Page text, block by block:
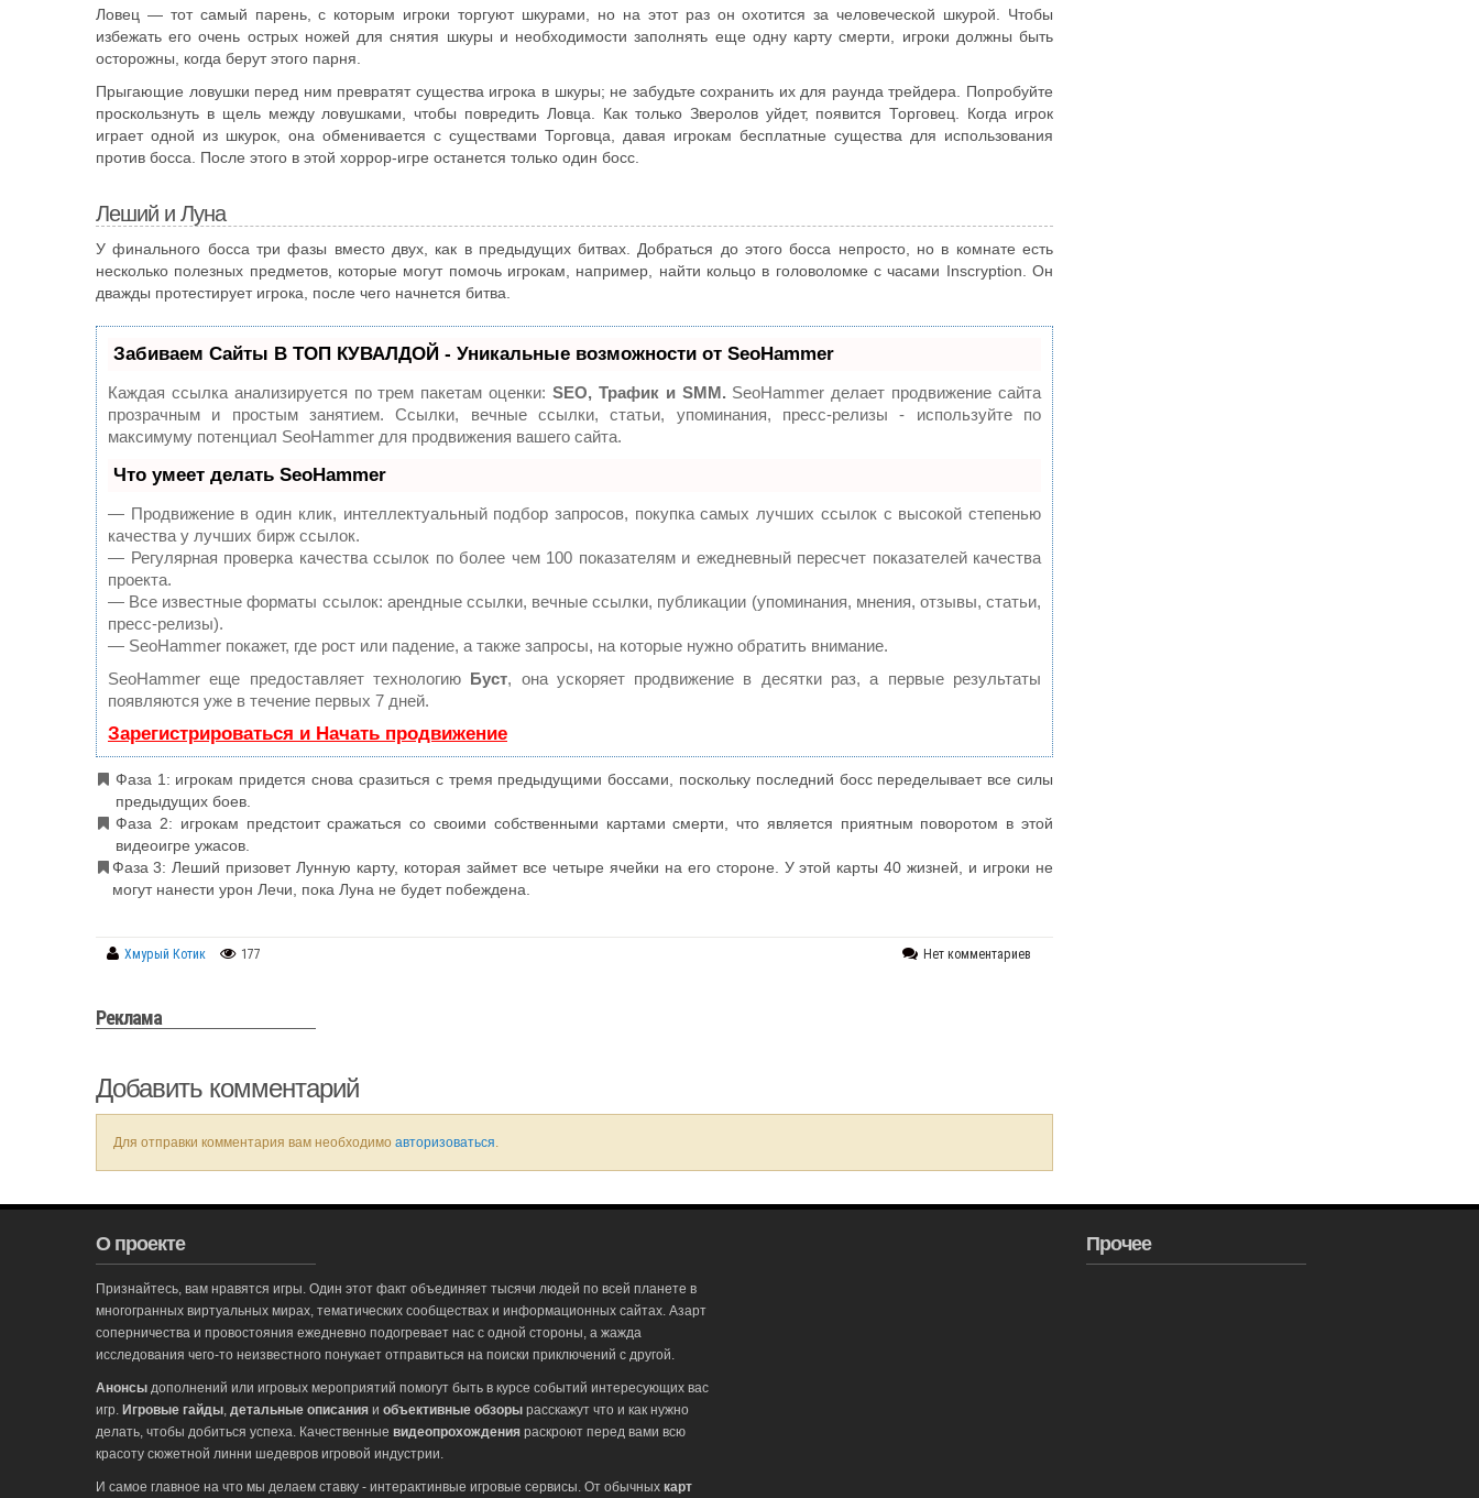
Ловец — тот самый парень, с которым игроки торгуют шкурами, но на этот раз он охотится за человеческой шкурой. Чтобы
избежать его очень острых ножей для снятия шкуры и необходимости заполнять еще одну карту смерти, игроки должны быть
осторожны, когда берут этого парня.
Прыгающие ловушки перед ним превратят существа игрока в шкуры; не забудьте сохранить их для раунда трейдера. Попробуйте
проскользнуть в щель между ловушками, чтобы повредить Ловца. Как только Зверолов уйдет, появится Торговец. Когда игрок
играет одной из шкурок, она обменивается с существами Торговца, давая игрокам бесплатные существа для использования
против босса. После этого в этой хоррор-игре останется только один босс.
Леший и Луна
У финального босса три фазы вместо двух, как в предыдущих битвах. Добраться до этого босса непросто, но в комнате есть
несколько полезных предметов, которые могут помочь игрокам, например, найти кольцо в головоломке с часами Inscryption. Он
дважды протестирует игрока, после чего начнется битва.
Забиваем Сайты В ТОП КУВАЛДОЙ - Уникальные возможности от SeoHammer
Каждая ссылка анализируется по трем пакетам оценки: SEO, Трафик и SMM. SeoHammer делает продвижение сайта
прозрачным и простым занятием. Ссылки, вечные ссылки, статьи, упоминания, пресс-релизы - используйте по
максимуму потенциал SeoHammer для продвижения вашего сайта.
Что умеет делать SeoHammer
— Продвижение в один клик, интеллектуальный подбор запросов, покупка самых лучших ссылок с высокой степенью
качества у лучших бирж ссылок.
— Регулярная проверка качества ссылок по более чем 100 показателям и ежедневный пересчет показателей качества
проекта.
— Все известные форматы ссылок: арендные ссылки, вечные ссылки, публикации (упоминания, мнения, отзывы, статьи,
пресс-релизы).
— SeoHammer покажет, где рост или падение, а также запросы, на которые нужно обратить внимание.
SeoHammer еще предоставляет технологию Буст, она ускоряет продвижение в десятки раз, а первые результаты
появляются уже в течение первых 7 дней.
Зарегистрироваться и Начать продвижение
Фаза 1: игрокам придется снова сразиться с тремя предыдущими боссами, поскольку последний босс переделывает все силы
предыдущих боев.
Фаза 2: игрокам предстоит сражаться со своими собственными картами смерти, что является приятным поворотом в этой
видеоигре ужасов.
Фаза 3: Леший призовет Лунную карту, которая займет все четыре ячейки на его стороне. У этой карты 40 жизней, и игроки не
могут нанести урон Лечи, пока Луна не будет побеждена.
Нет комментариев
Хмурый Котик 177
Реклама
Добавить комментарий
Для отправки комментария вам необходимо авторизоваться.
О проекте
Признайтесь, вам нравятся игры. Один этот факт объединяет тысячи людей по всей планете в
многогранных виртуальных мирах, тематических сообществах и информационных сайтах. Азарт
соперничества и провостояния ежедневно подогревает нас с одной стороны, а жажда
исследования чего-то неизвестного понукает отправиться на поиски приключений с другой.
Анонсы дополнений или игровых мероприятий помогут быть в курсе событий интересующих вас
игр. Игровые гайды, детальные описания и объективные обзоры расскажут что и как нужно
делать, чтобы добиться успеха. Качественные видеопрохождения раскроют перед вами всю
красоту сюжетной линни шедевров игровой индустрии.
И самое главное на что мы делаем ставку - интерактинвые игровые сервисы. От обычных карт
Прочее